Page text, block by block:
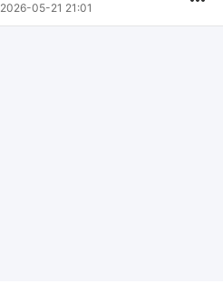
2026-05-21 21:01